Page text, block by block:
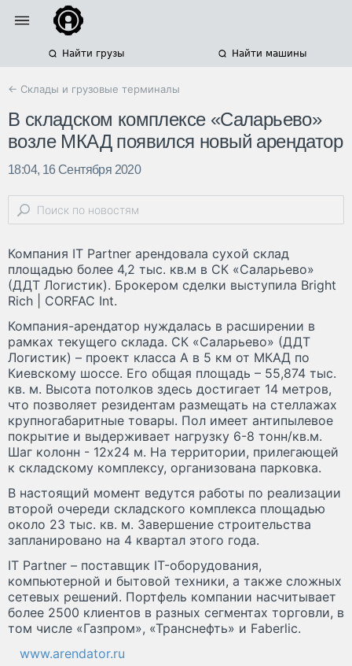
Найти грузы Найти машины
← Склады и грузовые терминалы
В складском комплексе «Саларьево»
возле МКАД появился новый арендатор
18:04, 16 Сентября 2020
Компания IT Partner арендовала сухой склад
площадью более 4,2 тыс. кв.м в СК «Саларьево»
(ДДТ Логистик). Брокером сделки выступила Bright
Rich | CORFAC Int.
Компания-арендатор нуждалась в расширении в
рамках текущего склада. СК «Саларьево» (ДДТ
Логистик) – проект класса А в 5 км от МКАД по
Киевскому шоссе. Его общая площадь – 55,874 тыс.
кв. м. Высота потолков здесь достигает 14 метров,
что позволяет резидентам размещать на стеллажах
крупногабаритные товары. Пол имеет антипылевое
покрытие и выдерживает нагрузку 6-8 тонн/кв.м.
Шаг колонн - 12х24 м. На территории, прилегающей
к складскому комплексу, организована парковка.
В настоящий момент ведутся работы по реализации
второй очереди складского комплекса площадью
около 23 тыс. кв. м. Завершение строительства
запланировано на 4 квартал этого года.
IT Partner – поставщик IT-оборудования,
компьютерной и бытовой техники, а также сложных
сетевых решений. Портфель компании насчитывает
более 2500 клиентов в разных сегментах торговли, в
том числе «Газпром», «Транснефть» и Faberlic.
www.arendator.ru